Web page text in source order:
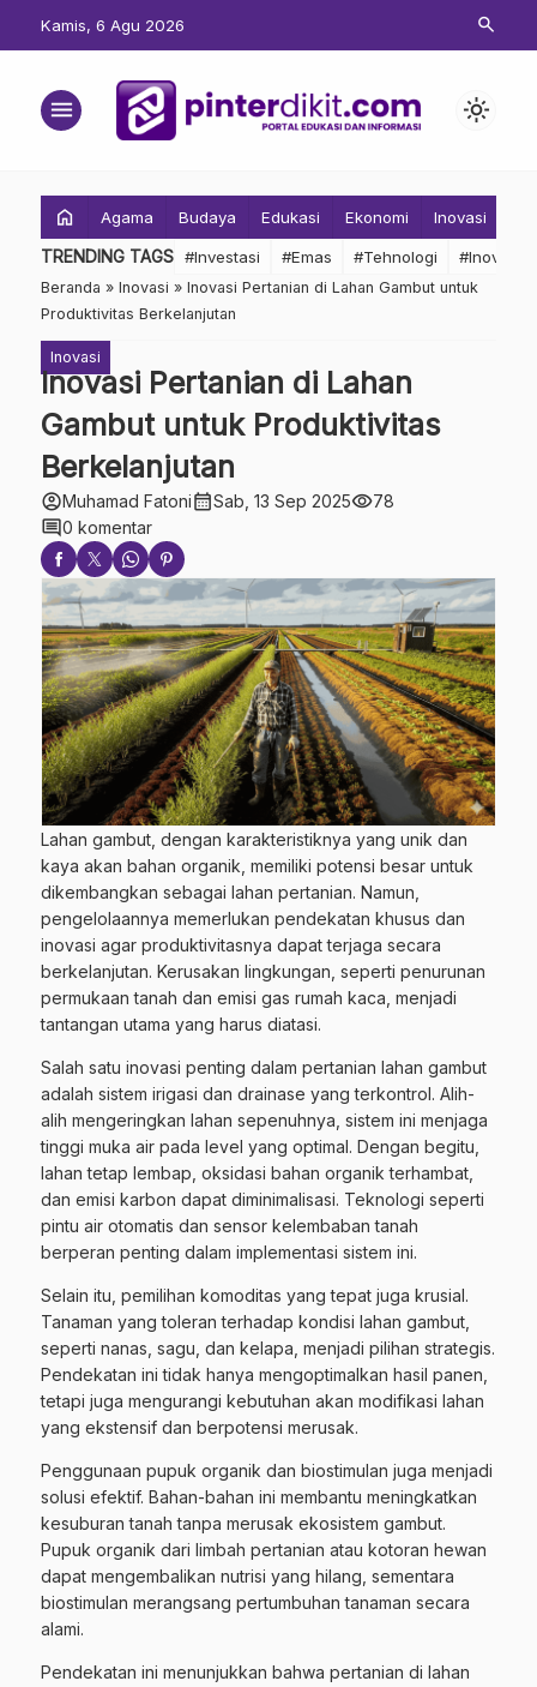
Kamis, 6 Agu 2026 search
menu light_mode
home Agama Budaya Edukasi Ekonomi Inovasi
TRENDING TAGS #Investasi #Emas #Tehnologi #Inovasi
Beranda » Inovasi » Inovasi Pertanian di Lahan Gambut untuk
Produktivitas Berkelanjutan
Inovasi
Inovasi Pertanian di Lahan
Gambut untuk Produktivitas
Berkelanjutan
account_circleMuhamad Fatonicalendar_monthSab, 13 Sep 2025visibility78
comment0 komentar
Lahan gambut, dengan karakteristiknya yang unik dan
kaya akan bahan organik, memiliki potensi besar untuk
dikembangkan sebagai lahan pertanian. Namun,
pengelolaannya memerlukan pendekatan khusus dan
inovasi agar produktivitasnya dapat terjaga secara
berkelanjutan. Kerusakan lingkungan, seperti penurunan
permukaan tanah dan emisi gas rumah kaca, menjadi
tantangan utama yang harus diatasi.
Salah satu inovasi penting dalam pertanian lahan gambut
adalah sistem irigasi dan drainase yang terkontrol. Alih-
alih mengeringkan lahan sepenuhnya, sistem ini menjaga
tinggi muka air pada level yang optimal. Dengan begitu,
lahan tetap lembap, oksidasi bahan organik terhambat,
dan emisi karbon dapat diminimalisasi. Teknologi seperti
pintu air otomatis dan sensor kelembaban tanah
berperan penting dalam implementasi sistem ini.
Selain itu, pemilihan komoditas yang tepat juga krusial.
Tanaman yang toleran terhadap kondisi lahan gambut,
seperti nanas, sagu, dan kelapa, menjadi pilihan strategis.
Pendekatan ini tidak hanya mengoptimalkan hasil panen,
tetapi juga mengurangi kebutuhan akan modifikasi lahan
yang ekstensif dan berpotensi merusak.
Penggunaan pupuk organik dan biostimulan juga menjadi
solusi efektif. Bahan-bahan ini membantu meningkatkan
kesuburan tanah tanpa merusak ekosistem gambut.
Pupuk organik dari limbah pertanian atau kotoran hewan
dapat mengembalikan nutrisi yang hilang, sementara
biostimulan merangsang pertumbuhan tanaman secara
alami.
Pendekatan ini menunjukkan bahwa pertanian di lahan